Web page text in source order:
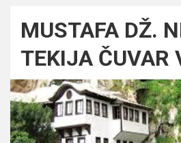
MUSTAFA DŽ.
TEKIJA ČUVAR